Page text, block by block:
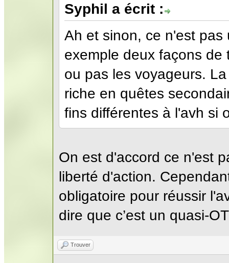
Syphil a écrit :
Ah et sinon, ce n'est pas
exemple deux façons de
ou pas les voyageurs.
riche en quêtes
fins différentes à l'avh si
On est d'accord ce n'est
liberté d'action.
obligatoire pour réussir
dire que c’est un quasi-
Trouver